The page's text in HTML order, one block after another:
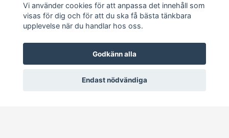
Vi använder cookies för att anpassa det innehåll som
visas för dig och för att du ska få bästa tänkbara
upplevelse när du handlar hos oss.
Godkänn alla
Endast nödvändiga